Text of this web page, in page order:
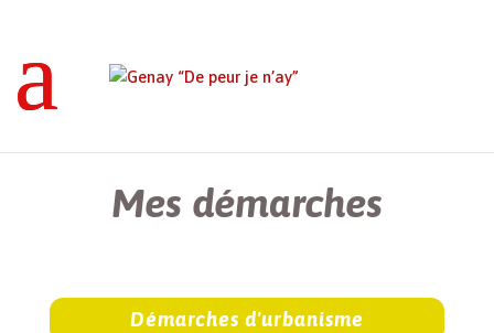
Mes démarches
Démarches d'urbanisme